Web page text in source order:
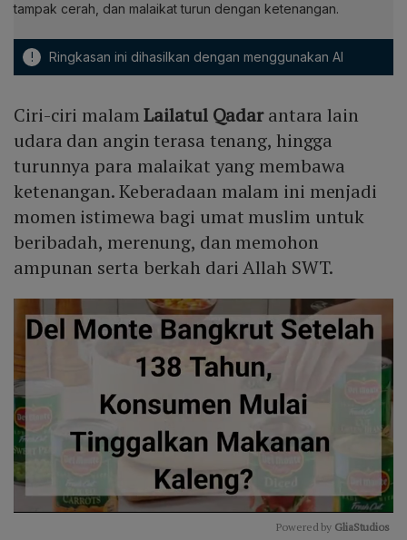
tampak cerah, dan malaikat turun dengan ketenangan.
! Ringkasan ini dihasilkan dengan menggunakan AI
Ciri-ciri malamLailatul Qadarantara lain
udara dan angin terasa tenang, hingga
turunnya para malaikat yang membawa
ketenangan. Keberadaan malam ini menjadi
momen istimewa bagi umat muslim untuk
beribadah, merenung, dan memohon
ampunan serta berkah dari Allah SWT.
Powered by GliaStudios